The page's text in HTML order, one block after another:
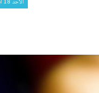
الأحد 18 آيار 2025